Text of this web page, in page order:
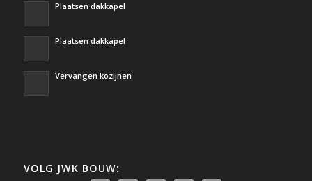
Plaatsen dakkapel
Plaatsen dakkapel
Vervangen kozijnen
VOLG JWK BOUW: